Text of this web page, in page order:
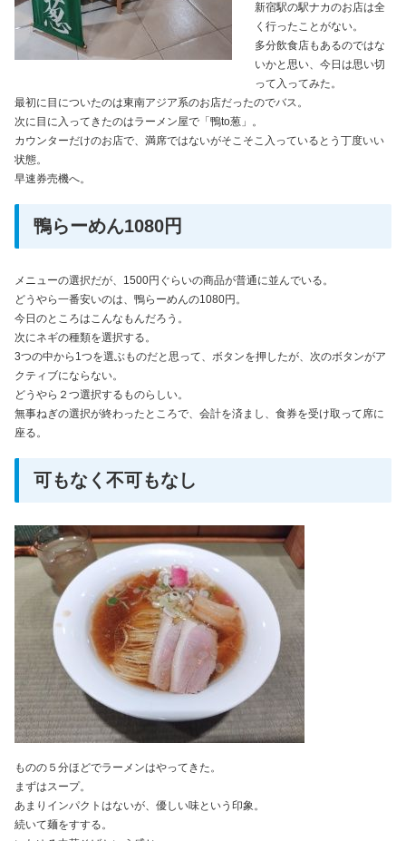
新宿駅の駅ナカのお店は全
く行ったことがない。
多分飲食店もあるのではな
いかと思い、今日は思い切
って入ってみた。
最初に目についたのは東南アジア系のお店だったのでバス。
次に目に入ってきたのはラーメン屋で「鴨to葱」。
カウンターだけのお店で、満席ではないがそこそこ入っているとう丁度いい
状態。
早速券売機へ。
鴨らーめん1080円
メニューの選択だが、1500円ぐらいの商品が普通に並んでいる。
どうやら一番安いのは、鴨らーめんの1080円。
今日のところはこんなもんだろう。
次にネギの種類を選択する。
3つの中から1つを選ぶものだと思って、ボタンを押したが、次のボタンがア
クティブにならない。
どうやら２つ選択するものらしい。
無事ねぎの選択が終わったところで、会計を済まし、食券を受け取って席に
座る。
可もなく不可もなし
ものの５分ほどでラーメンはやってきた。
まずはスープ。
あまりインパクトはないが、優しい味という印象。
続いて麺をすする。